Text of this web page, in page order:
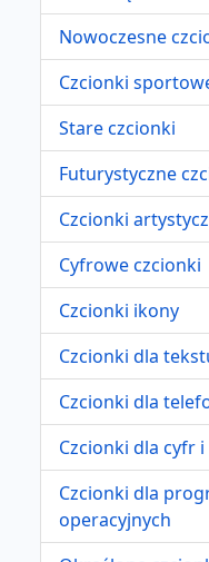
Nowoczesne
Czcionki
Stare czcionki
Futurystyczne
Czcionki
Cyfrowe czcionki
Czcionki ikony
Czcionki dla
Czcionki dla
Czcionki dla cyfr i
Czcionki dla
operacyjnych